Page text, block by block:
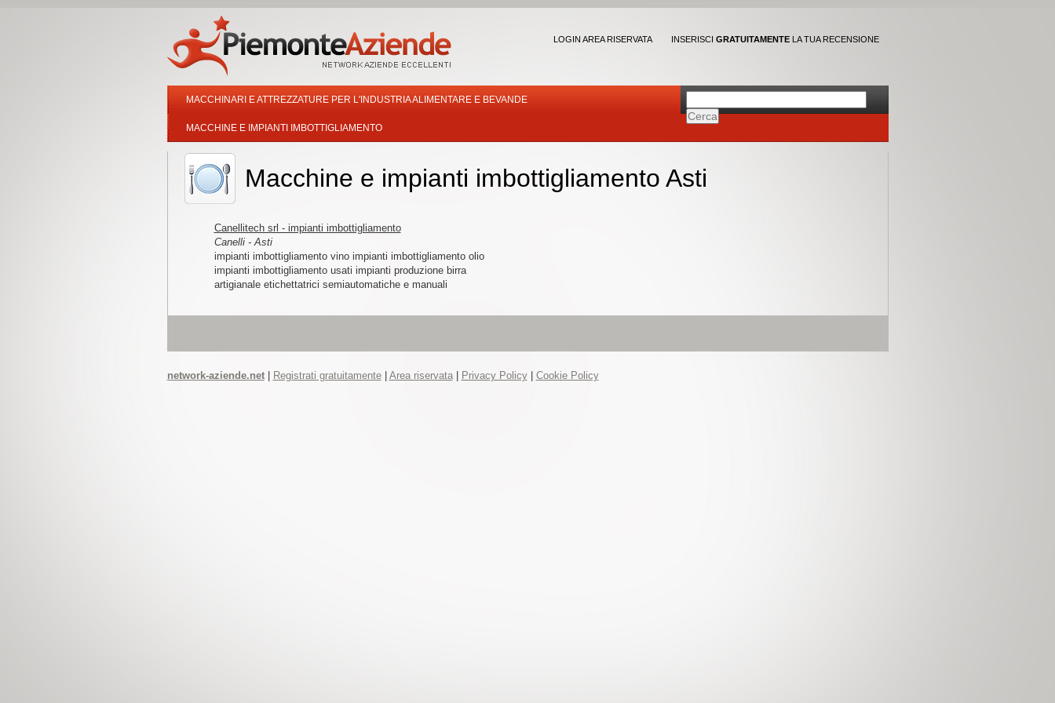
LOGIN AREA RISERVATA INSERISCI GRATUITAMENTELA TUA RECENSIONE
MACCHINARI E ATTREZZATURE PER L'INDUSTRIA ALIMENTARE E BEVANDE
MACCHINE E IMPIANTI IMBOTTIGLIAMENTO
Macchine e impianti imbottigliamento Asti
Canellitech srl - impianti imbottigliamento
Canelli - Asti
impianti imbottigliamento vino impianti imbottigliamento olio
impianti imbottigliamento usati impianti produzione birra
artigianale etichettatrici semiautomatiche e manuali
network-aziende.net| Registrati gratuitamente| Area riservata| Privacy Policy| Cookie Policy